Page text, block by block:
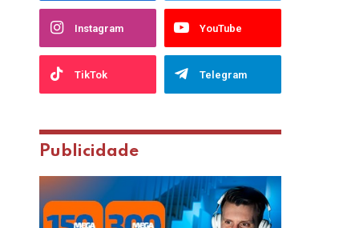
Instagram YouTube
TikTok Telegram
Publicidade